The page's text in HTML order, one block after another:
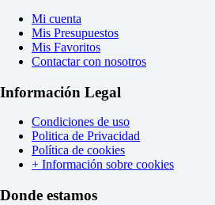
Mi cuenta
Mis Presupuestos
Mis Favoritos
Contactar con nosotros
Información Legal
Condiciones de uso
Politica de Privacidad
Política de cookies
+ Información sobre cookies
Donde estamos